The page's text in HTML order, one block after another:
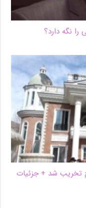
نگه دارد؟
تخریب شد + جزئیات